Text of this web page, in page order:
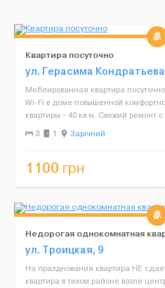
Квартира посуточно
ул. Герасима
Меблированная квартира
Wi-Fi в доме повышенной
квартиры - 40 кв.м. Свежий ремонт
комнатные растения и вид на
3 1 Зарічний
1100 грн
Недорогая однокомнатная
ул. Троицкая, 9
На празднования квартира НЕ
квартира в тихом районе возле